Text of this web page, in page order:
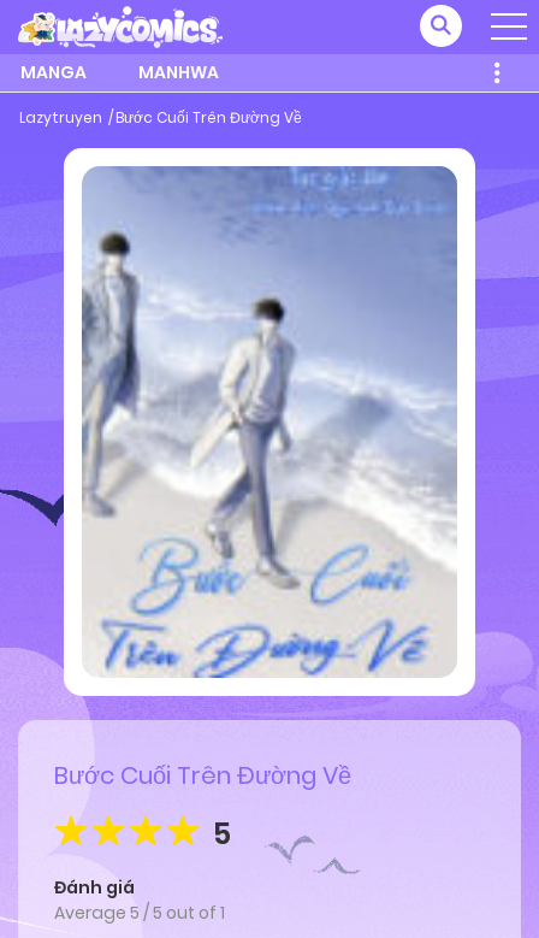
MANGA MANHWA
Lazytruyen Bước Cuối Trên Đường Về
Bước Cuối Trên Đường Về
5
Đánh giá
Average 5 /5 out of 1